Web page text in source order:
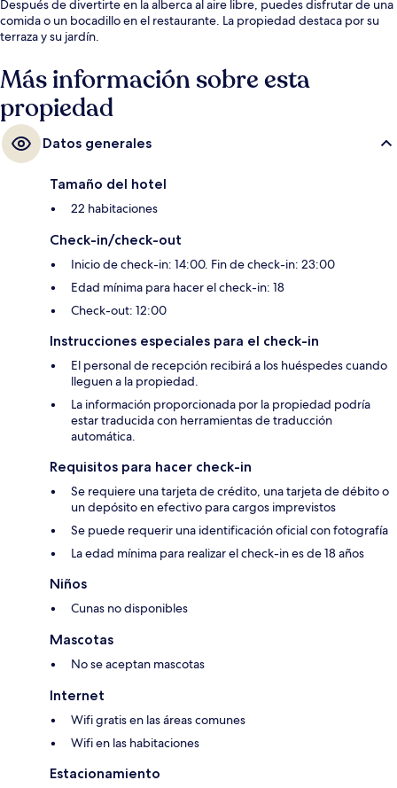
Después de divertirte en la alberca al aire libre, puedes disfrutar de una
comida o un bocadillo en el restaurante. La propiedad destaca por su
terraza y su jardín.
Más información sobre esta
propiedad
Datos generales
Tamaño del hotel
22 habitaciones
Check-in/check-out
Inicio de check-in: 14:00. Fin de check-in: 23:00
Edad mínima para hacer el check-in: 18
Check-out: 12:00
Instrucciones especiales para el check-in
El personal de recepción recibirá a los huéspedes cuando
lleguen a la propiedad.
La información proporcionada por la propiedad podría
estar traducida con herramientas de traducción
automática.
Requisitos para hacer check-in
Se requiere una tarjeta de crédito, una tarjeta de débito o
un depósito en efectivo para cargos imprevistos
Se puede requerir una identificación oficial con fotografía
La edad mínima para realizar el check-in es de 18 años
Niños
Cunas no disponibles
Mascotas
No se aceptan mascotas
Internet
Wifi gratis en las áreas comunes
Wifi en las habitaciones
Estacionamiento